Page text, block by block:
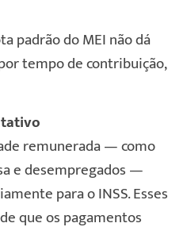
padrão do MEI não dá
tempo de contribuição,
remunerada — como
e desempregados —
para o INSS. Esses
que os pagamentos